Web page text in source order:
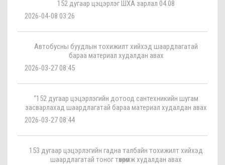
152 дугаар цэцэрлэг ШХА зарлал 04.08
2026-04-08 03:26
Автобусны буудлын тохижилт хийхэд шаардлагатай
бараа материал худалдан авах
2026-03-27 08:45
“152 дугаар цэцэрлэгийн дотоод сантехникийн шугам
засварлахад шаардлагатай бараа материал худалдан авах
2026-03-27 08:44
153 дугаар цэцэрлэгийн гадна талбайн тохижилт хийхэд
шаардлагатай тоног төхөөрөмж худалдан авах